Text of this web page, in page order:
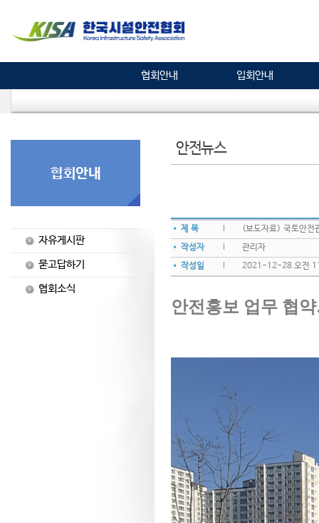
협회안내 입회안내
자유게시판
묻고답하기
협회소식
안전뉴스
• 제 목
(보도자료) 국토안전
• 작성자
관리자
• 작성일
2021-12-28 오전
안전홍보 업무 협약